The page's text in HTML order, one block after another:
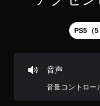
PS5（5
音声
音量コントロー
ゲ
ー
し
中